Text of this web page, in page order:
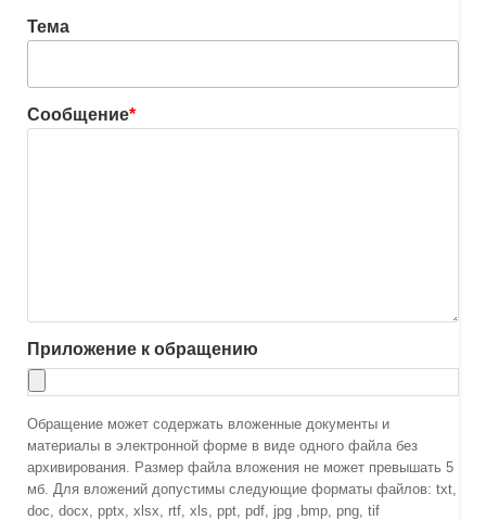
Тема
Сообщение*
Приложение к обращению
Обращение может содержать вложенные документы и
материалы в электронной форме в виде одного файла без
архивирования. Размер файла вложения не может превышать 5
мб. Для вложений допустимы следующие форматы файлов: txt,
doc, docx, pptx, xlsx, rtf, xls, ppt, pdf, jpg ,bmp, png, tif